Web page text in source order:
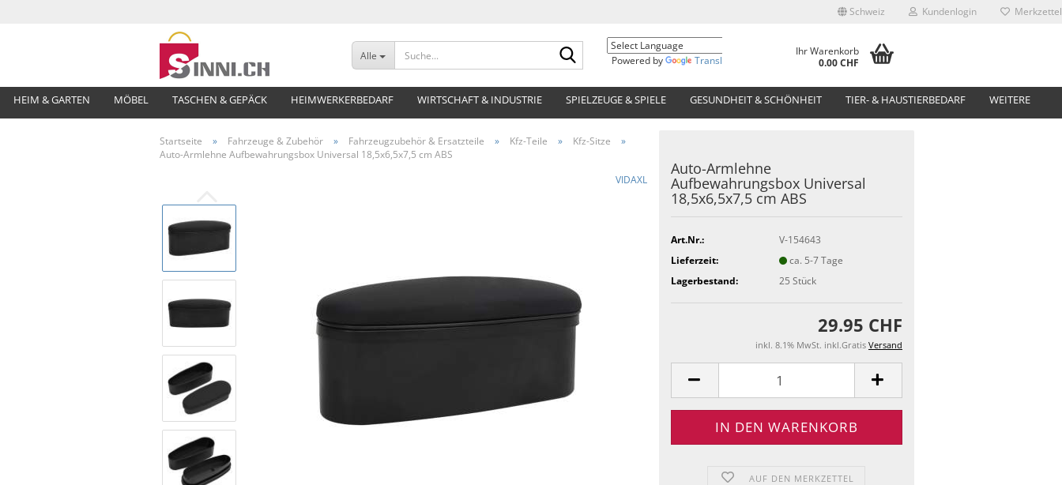
Schweiz Kundenlogin Merkzettel
Alle
Suche...
Powered by
Translate
Ihr Warenkorb
0.00 CHF
HEIM & GARTEN MÖBEL TASCHEN & GEPÄCK HEIMWERKERBEDARF WIRTSCHAFT & INDUSTRIE SPIELZEUGE & SPIELE GESUNDHEIT & SCHÖNHEIT TIER- & HAUSTIERBEDARF WEITERE
Startseite » Fahrzeuge & Zubehör » Fahrzeugzubehör & Ersatzteile » Kfz-Teile » Kfz-Sitze
»
Auto-Armlehne Aufbewahrungsbox Universal 18,5x6,5x7,5 cm ABS
VIDAXL
Auto-Armlehne
Aufbewahrungsbox Universal
18,5x6,5x7,5 cm ABS
Art.Nr.:
V-154643
Lieferzeit:
ca. 5-7 Tage
Lagerbestand:
25 Stück
29.95 CHF
inkl. 8.1% MwSt. inkl.Gratis Versand
AUF DEN MERKZETTEL